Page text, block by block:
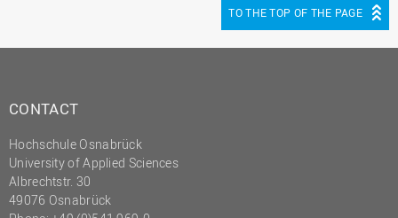
Präsidialbüro
Projekte des Präsidiums
Projektmanagement Office
(PMO)
Prozessmanagement
Recht
TO THE TOP OF THE PAGE
CONTACT
Hochschule Osnabrück
University of Applied Sciences
Albrechtstr. 30
49076 Osnabrück